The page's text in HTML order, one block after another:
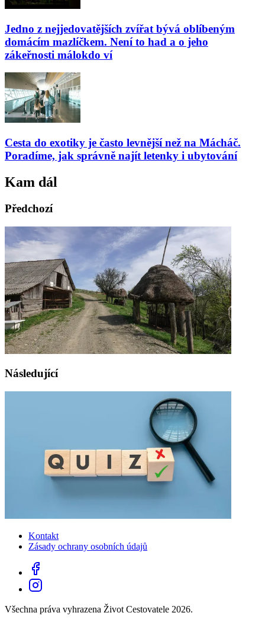
Jedno z nejjedovatějších zvířat bývá oblíbeným
domácím mazlíčkem. Není to had a o jeho
zákeřnosti málokdo ví
Cesta do exotiky je často levnější než na Mácháč.
Poradíme, jak správně najít letenky i ubytování
Kam dál
Předchozí
Následující
Kontakt
Zásady ochrany osobních údajů
Všechna práva vyhrazena Život Cestovatele 2026.